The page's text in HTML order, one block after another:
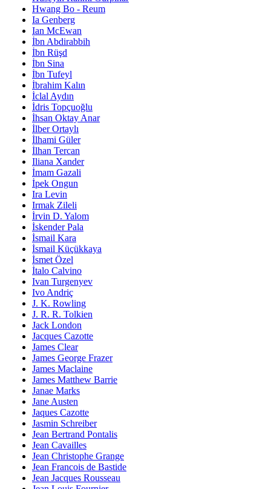
Hwang Bo - Reum
Ia Genberg
Ian McEwan
İbn Abdirabbih
İbn Rüşd
İbn Sina
İbn Tufeyl
İbrahim Kalın
İclal Aydın
İdris Topçuoğlu
İhsan Oktay Anar
İlber Ortaylı
İlhami Güler
İlhan Tercan
Iliana Xander
İmam Gazali
İpek Ongun
Ira Levin
Irmak Zileli
İrvin D. Yalom
İskender Pala
İsmail Kara
İsmail Küçükkaya
İsmet Özel
İtalo Calvino
Ivan Turgenyev
Ivo Andriç
J. K. Rowling
J. R. R. Tolkien
Jack London
Jacques Cazotte
James Clear
James George Frazer
James Maclaine
James Matthew Barrie
Janae Marks
Jane Austen
Jaques Cazotte
Jasmin Schreiber
Jean Bertrand Pontalis
Jean Cavailles
Jean Christophe Grange
Jean Francois de Bastide
Jean Jacques Rousseau